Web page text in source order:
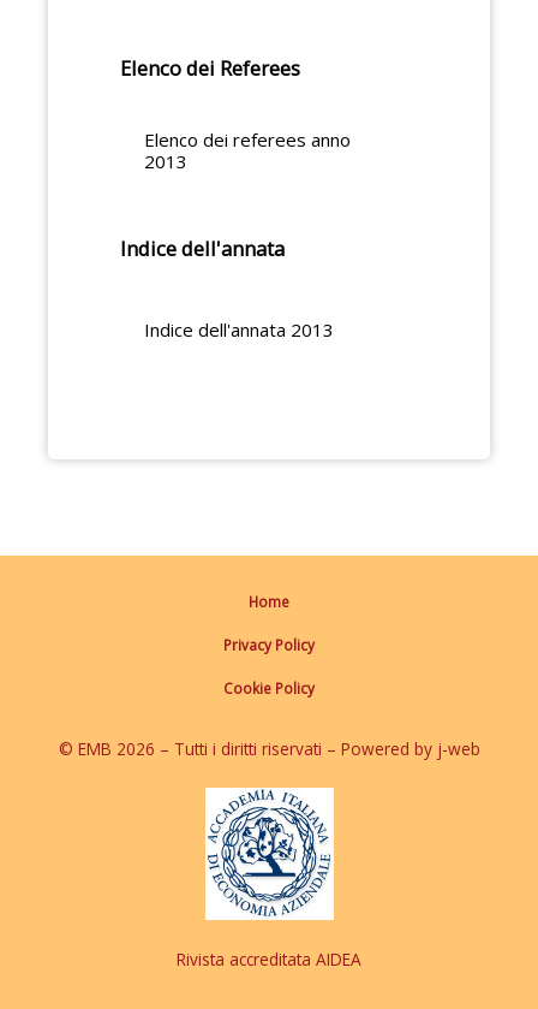
Elenco dei Referees
Elenco dei referees anno
2013
Indice dell'annata
Indice dell'annata 2013
Home
Privacy Policy
Cookie Policy
© EMB 2026 – Tutti i diritti riservati – Powered by j-web
Rivista accreditata AIDEA